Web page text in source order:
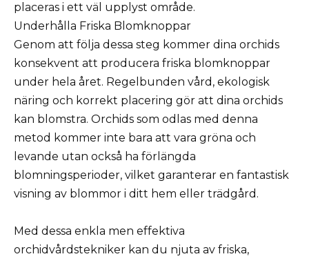
placeras i ett väl upplyst område.
Underhålla Friska Blomknoppar
Genom att följa dessa steg kommer dina orchids
konsekvent att producera friska blomknoppar
under hela året. Regelbunden vård, ekologisk
näring och korrekt placering gör att dina orchids
kan blomstra. Orchids som odlas med denna
metod kommer inte bara att vara gröna och
levande utan också ha förlängda
blomningsperioder, vilket garanterar en fantastisk
visning av blommor i ditt hem eller trädgård.
Med dessa enkla men effektiva
orchidvårdstekniker kan du njuta av friska,